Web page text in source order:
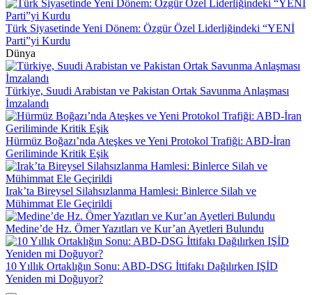
Türk Siyasetinde Yeni Dönem: Özgür Özel Liderliğindeki “YENİ
Parti”yi Kurdu
Dünya
Türkiye, Suudi Arabistan ve Pakistan Ortak Savunma Anlaşması
İmzalandı
Hürmüz Boğazı’nda Ateşkes ve Yeni Protokol Trafiği: ABD-İran
Geriliminde Kritik Eşik
Irak’ta Bireysel Silahsızlanma Hamlesi: Binlerce Silah ve
Mühimmat Ele Geçirildi
Medine’de Hz. Ömer Yazıtları ve Kur’an Ayetleri Bulundu
10 Yıllık Ortaklığın Sonu: ABD-DSG İttifakı Dağılırken IŞİD
Yeniden mi Doğuyor?